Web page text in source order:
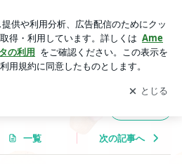
ブログの更新通知
を受け取りまし
開く
一覧 次の記事へ